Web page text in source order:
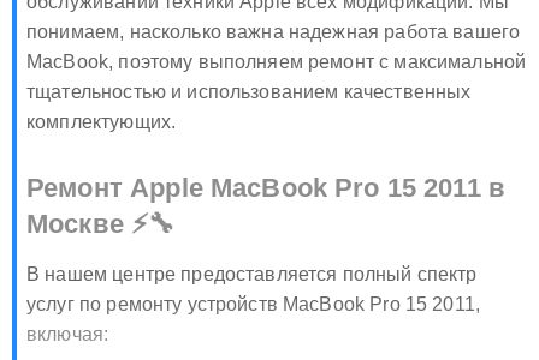
обслуживании техники Apple всех модификаций. Мы
понимаем, насколько важна надежная работа вашего
MacBook, поэтому выполняем ремонт с максимальной
тщательностью и использованием качественных
комплектующих.
Ремонт Apple MacBook Pro 15 2011 в
Москве ⚡🔧
В нашем центре предоставляется полный спектр
услуг по ремонту устройств MacBook Pro 15 2011,
включая: